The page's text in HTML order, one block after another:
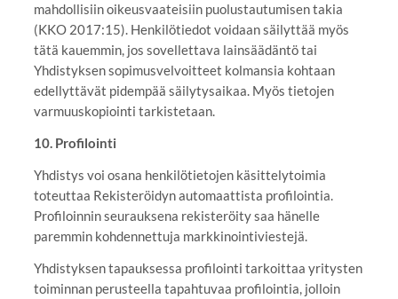
mahdollisiin oikeusvaateisiin puolustautumisen takia
(KKO 2017:15). Henkilötiedot voidaan säilyttää myös
tätä kauemmin, jos sovellettava lainsäädäntö tai
Yhdistyksen sopimusvelvoitteet kolmansia kohtaan
edellyttävät pidempää säilytysaikaa. Myös tietojen
varmuuskopiointi tarkistetaan.
10. Profilointi
Yhdistys voi osana henkilötietojen käsittelytoimia
toteuttaa Rekisteröidyn automaattista profilointia.
Profiloinnin seurauksena rekisteröity saa hänelle
paremmin kohdennettuja markkinointiviestejä.
Yhdistyksen tapauksessa profilointi tarkoittaa yritysten
toiminnan perusteella tapahtuvaa profilointia, jolloin